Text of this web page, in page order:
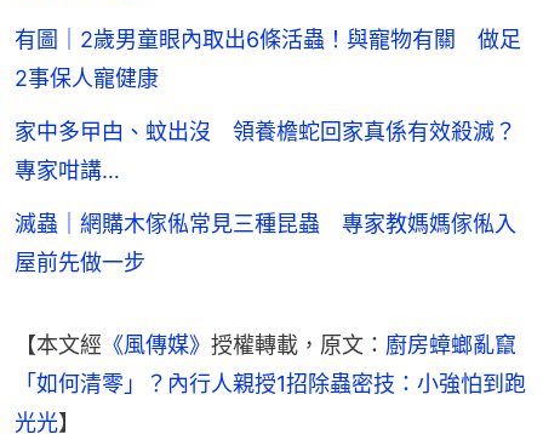
有圖｜2歲男童眼內取出6條活蟲！與寵物有關 做足
2事保人寵健康
家中多曱甴、蚊出沒 領養檐蛇回家真係有效殺滅？
專家咁講…
滅蟲｜網購木傢俬常見三種昆蟲 專家教媽媽傢俬入
屋前先做一步
【本文經 《風傳媒》 授權轉載，原文： 廚房蟑螂亂竄
「如何清零」？內行人親授1招除蟲密技：小強怕到跑
光光】